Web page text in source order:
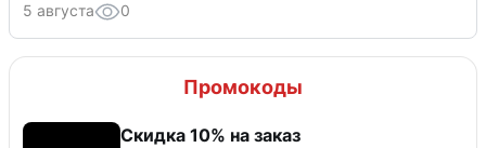
5 августа 0
Промокоды
Скидка 10% на заказ